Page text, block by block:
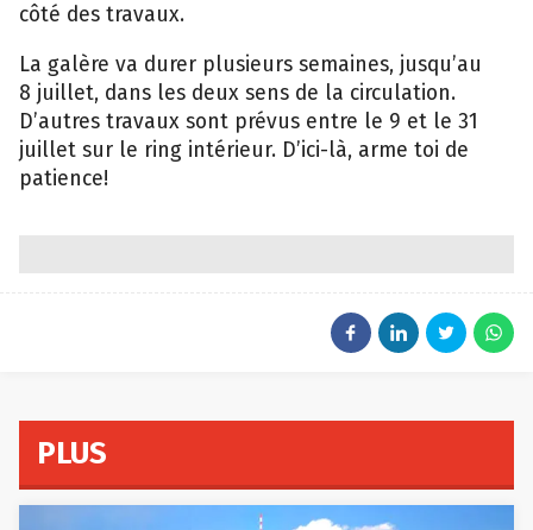
côté des travaux.
La galère va durer plusieurs semaines, jusqu’au
8 juillet, dans les deux sens de la circulation.
D’autres travaux sont prévus entre le 9 et le 31
juillet sur le ring intérieur. D’ici-là, arme toi de
patience!
PLUS